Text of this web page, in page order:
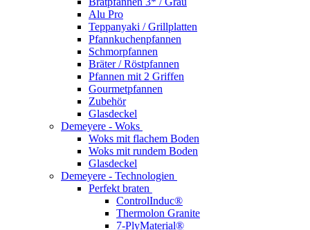
Alu Pro
Teppanyaki / Grillplatten
Pfannkuchenpfannen
Schmorpfannen
Bräter / Röstpfannen
Pfannen mit 2 Griffen
Gourmetpfannen
Zubehör
Glasdeckel
Demeyere - Woks
Woks mit flachem Boden
Woks mit rundem Boden
Glasdeckel
Demeyere - Technologien
Perfekt braten
ControlInduc®
Thermolon Granite
7-PlyMaterial®